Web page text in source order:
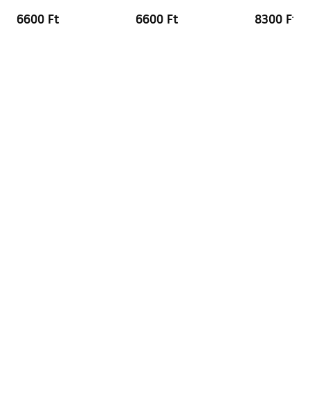
6600 Ft 6600 Ft 8300 Ft